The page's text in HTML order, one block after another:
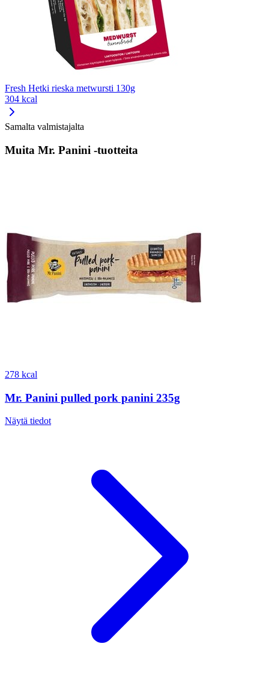
Fresh Hetki rieska metwursti 130g
304 kcal
Samalta valmistajalta
Muita Mr. Panini -tuotteita
278 kcal
Mr. Panini pulled pork panini 235g
Näytä tiedot